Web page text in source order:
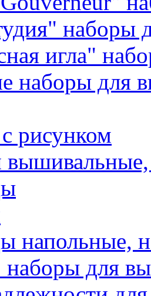
наборы
игла"
наборы для
рисунком
напольные,
для